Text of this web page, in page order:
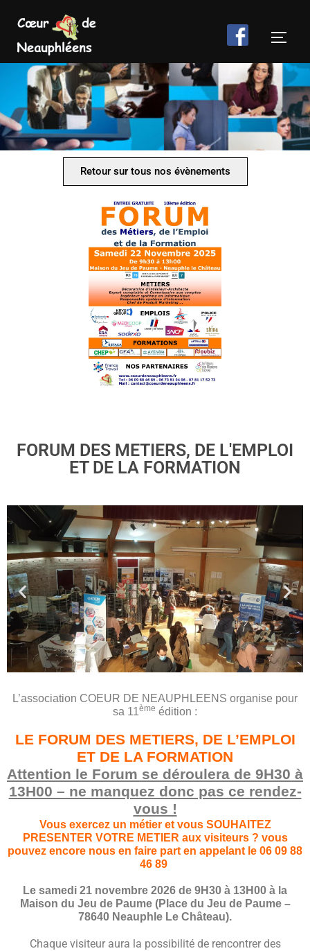
Retour sur tous nos évènements
FORUM DES METIERS, DE L'EMPLOI
ET DE LA FORMATION
L’association COEUR DE NEAUPHLEENS organise pour
sa 11ème édition :
LE FORUM DES METIERS, DE L’EMPLOI
ET DE LA FORMATION
Attention le Forum se déroulera de 9H30 à
13H00 – ne manquez donc pas ce rendez-
vous !
Vous exercez un métier et vous SOUHAITEZ
PRESENTER VOTRE METIER aux visiteurs ? vous
pouvez encore nous en faire part en appelant le 06 09 88
46 89
Le samedi 21 novembre 2026 de 9H30 à 13H00 à la
Maison du Jeu de Paume (Place du Jeu de Paume –
78640 Neauphle Le Château).
Chaque visiteur aura la possibilité de rencontrer des